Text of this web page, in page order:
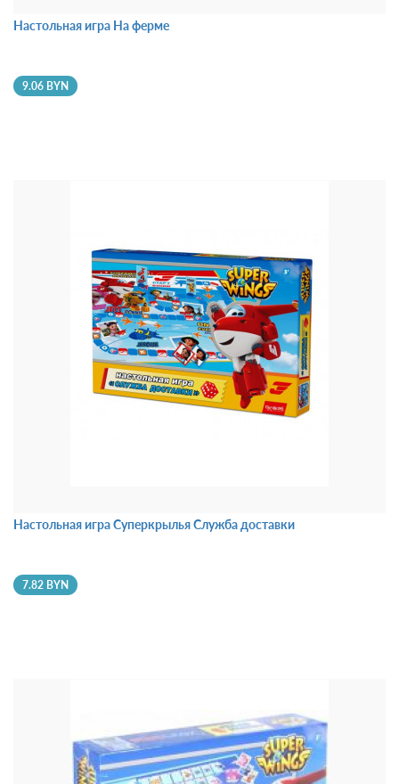
Настольная игра На ферме
9.06 BYN
Настольная игра Суперкрылья Служба доставки
7.82 BYN